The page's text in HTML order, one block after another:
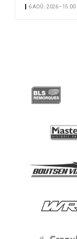
6 AOÛ. 2026 • 15:00